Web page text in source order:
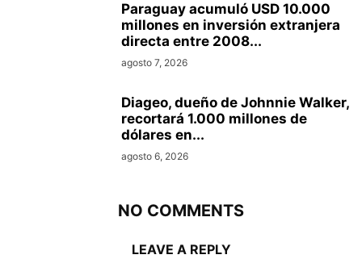
Paraguay acumuló USD 10.000
millones en inversión extranjera
directa entre 2008...
agosto 7, 2026
Diageo, dueño de Johnnie Walker,
recortará 1.000 millones de
dólares en...
agosto 6, 2026
NO COMMENTS
LEAVE A REPLY